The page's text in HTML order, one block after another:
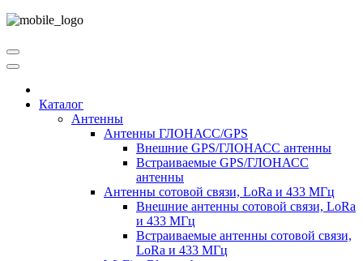
Каталог
Антенны
Антенны ГЛОНАСС/GPS
Внешние GPS/ГЛОНАСС антенны
Встраиваемые GPS/ГЛОНАСС
антенны
Антенны сотовой связи, LoRa и 433 МГц
Внешние антенны сотовой связи, LoRa
и 433 МГц
Встраиваемые антенны сотовой связи,
LoRa и 433 МГц